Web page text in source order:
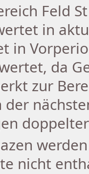
Feld
in
in
da
zur
der
nicht